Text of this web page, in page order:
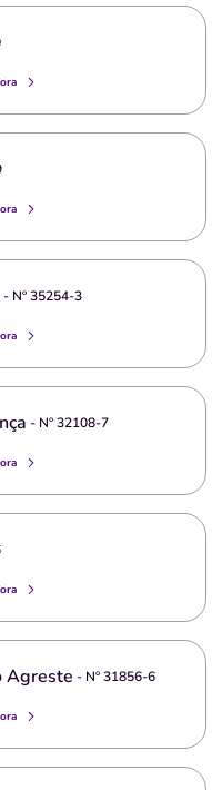
- Nº35254-3
- Nº32108-7
Agreste - Nº31856-6